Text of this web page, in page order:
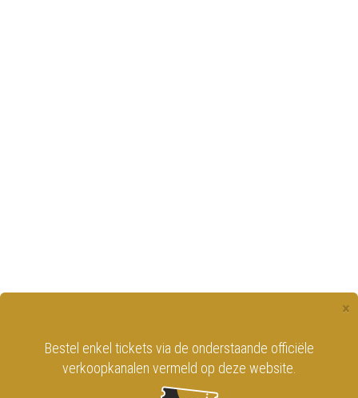
×
Bestel enkel tickets via de onderstaande officiële
verkoopkanalen vermeld op deze website.